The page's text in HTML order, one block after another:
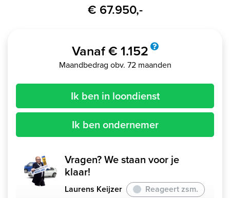
€ 67.950,-
Vanaf € 1.152
Maandbedrag obv. 72 maanden
Ik ben in loondienst
Ik ben ondernemer
Vragen? We staan voor je
klaar!
Laurens Keijzer
Reageert zsm.